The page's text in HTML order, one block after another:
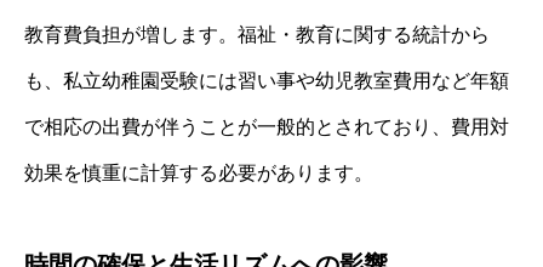
教育費負担が増します。福祉・教育に関する統計から
も、私立幼稚園受験には習い事や幼児教室費用など年額
で相応の出費が伴うことが一般的とされており、費用対
効果を慎重に計算する必要があります。